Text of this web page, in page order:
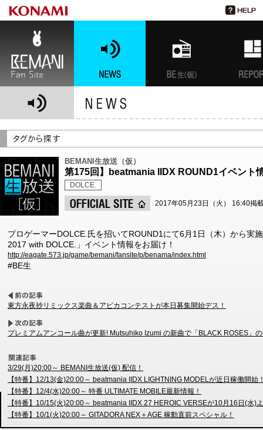
BEMANI生放送（仮）
第175回】beatmania IIDX ROUND1イベント
DOLCE.
2017年05月23日（火） 16:40掲
プロゲーマーDOLCE.氏を招いてROUND1にて6月1日（木）から実
2017 with DOLCE.」イベント情報をお届け！
http://eagate.573.jp/game/bemani/fansite/p/benama/index.html
#BE生
東方永夜抄リミックス楽曲＆アピカコンテストが本日募集開始デス！
プレミアムアンコール曲が更新! Mutsuhiko Izumi の新曲で「BLACK ROSES」
3/29(月)20:00～ BEMANI生放送(仮) 配信！
【特番】12/13(金)20:00～ beatmania IIDX LIGHTNING MODELが近日稼働開始
【特番】12/4(水)20:00～ 特番 ULTIMATE MOBILE最新情報！
【特番】10/15(火)20:00～ beatmania IIDX 27 HEROIC VERSEが10月16日(水)
【特番】10/1(火)20:00～ GITADORA NEX＋AGE 稼動直前スペシャル！